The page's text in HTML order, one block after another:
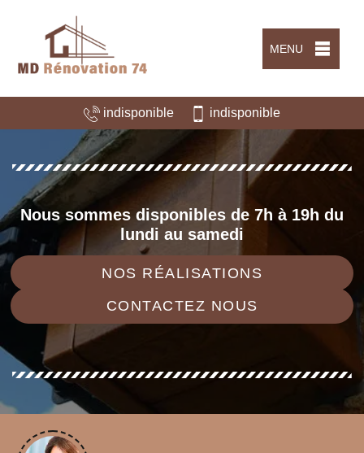
MENU
indisponible indisponible
Nous sommes disponibles de 7h à 19h du
lundi au samedi
NOS RÉALISATIONS
CONTACTEZ NOUS